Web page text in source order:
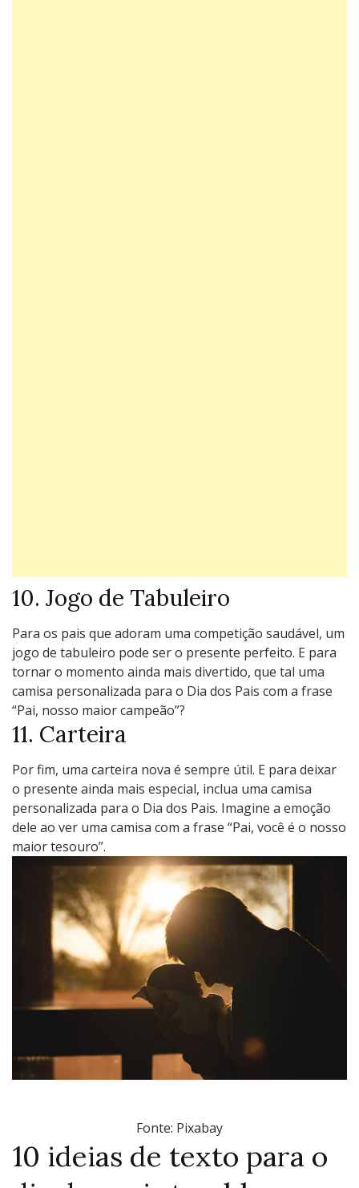
10. Jogo de Tabuleiro
Para os pais que adoram uma competição saudável, um
jogo de tabuleiro pode ser o presente perfeito. E para
tornar o momento ainda mais divertido, que tal uma
camisa personalizada para o Dia dos Pais com a frase
“Pai, nosso maior campeão”?
11. Carteira
Por fim, uma carteira nova é sempre útil. E para deixar
o presente ainda mais especial, inclua uma camisa
personalizada para o Dia dos Pais. Imagine a emoção
dele ao ver uma camisa com a frase “Pai, você é o nosso
maior tesouro”.
Fonte: Pixabay
10 ideias de texto para o